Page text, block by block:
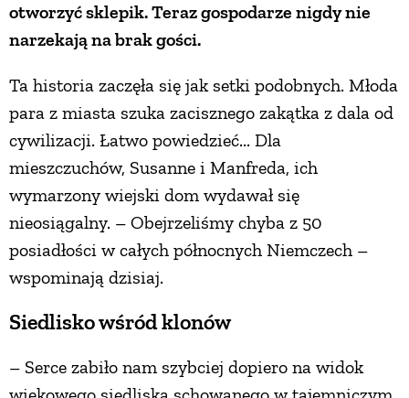
otworzyć sklepik. Teraz gospodarze nigdy nie
narzekają na brak gości.
Ta historia zaczęła się jak setki podobnych. Młoda
para z miasta szuka zacisznego zakątka z dala od
cywilizacji. Łatwo powiedzieć... Dla
mieszczuchów, Susanne i Manfreda, ich
wymarzony wiejski dom wydawał się
nieosiągalny. – Obejrzeliśmy chyba z 50
posiadłości w całych północnych Niemczech –
wspominają dzisiaj.
Siedlisko wśród klonów
– Serce zabiło nam szybciej dopiero na widok
ŚNIADANIA
PRZYSTAWKI
ZUPY
DANIA GŁÓWNE
CIASTA I DESERY
DODATKI
PRZETWORY